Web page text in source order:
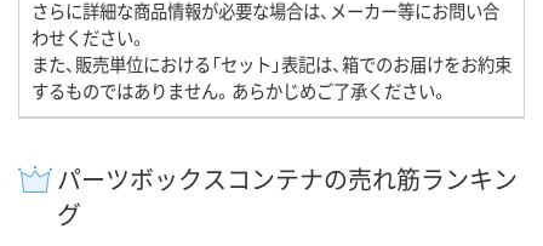
さらに詳細な商品情報が必要な場合は、メーカー等にお問い合
わせください。
また、販売単位における「セット」表記は、箱でのお届けをお約束
するものではありません。あらかじめご了承ください。
パーツボックスコンテナの売れ筋ランキン
グ